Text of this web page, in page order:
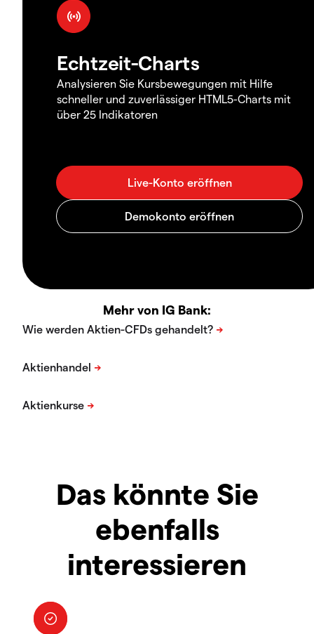
Echtzeit-Charts
Analysieren Sie Kursbewegungen mit Hilfe
schneller und zuverlässiger HTML5-Charts mit
über 25 Indikatoren
Mehr von IG Bank:
Das könnte Sie
ebenfalls
interessieren